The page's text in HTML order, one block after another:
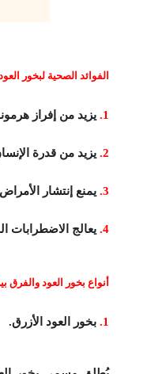
الفوائد الصحية لبخور
1. يزيد من إفراز
2. يزيد من قدرة
3. يمنع إنتشار
4. يعالج الاضطرابات
أنواع بخور العود والفرق
1. بخور العود الأزرق.